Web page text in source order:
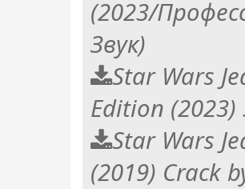
(2023/
Звук)
Star Wars
Edition (2023)
Star Wars
(2019) Crack